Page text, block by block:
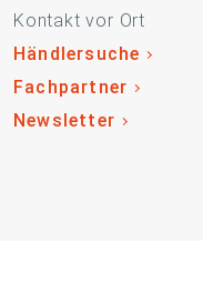
Kontakt vor Ort
Händlersuche
Fachpartner
Newsletter